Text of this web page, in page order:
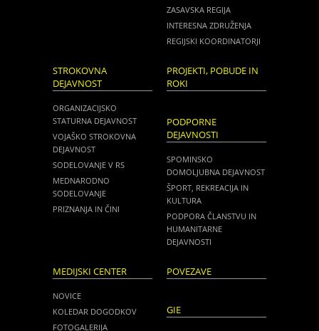
ZASAVSKA REGIJA
INTERESNA ZDRUŽENJA
REGIJSKI KOORDINATORJI
STROKOVNA
DEJAVNOST
ORGANIZACIJSKO
STATURNA DEJAVNOST
VOJAŠKO STROKOVNA
DEJAVNOST
SODELOVANJE V RS
MEDNARODNO
SODELOVANJE
PRIZNANJA IN ČINI
PROJEKTI, POBUDE IN
ROKI
PODPORNE
DEJAVNOSTI
SPOMINSKO
DOMOLJUBNA DEJAVNOST
ŠPORT, REKREACIJA IN
KULTURA
PODPORA ČLANSTVU IN
HUMANITARNE
DEJAVNOSTI
MEDIJSKI CENTER
NOVICE
KOLEDAR DOGODKOV
FOTOGALERIJA
POVEZAVE
GIE